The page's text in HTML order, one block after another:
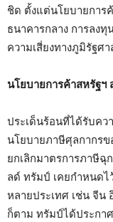
ชิด ตั้งแต่นโยบายการ
ธนาคารกลาง การลง
ความเสี่ยงทางภูมิรัฐศา
นโยบายการค้าสหรัฐฯ
ประเด็นร้อนที่ได้รับคว
นโยบายภาษีศุลกากรข
ยกเลิกมาตรการภาษีฉุ
ลด์ ทรัมป์ เคยกำหนดไ
หลายประเทศ เช่น จีน
ก็ตาม ทรัมป์ได้ประกา